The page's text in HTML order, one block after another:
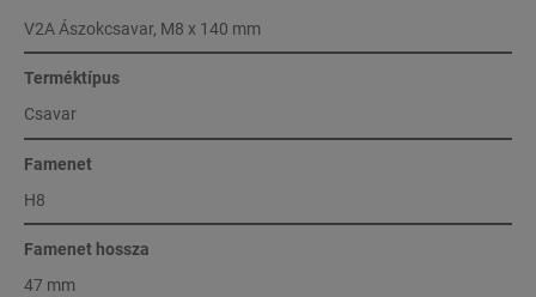
V2A Ászokcsavar, M8 x 140 mm
Terméktípus
Csavar
Famenet
H8
Famenet hossza
47 mm